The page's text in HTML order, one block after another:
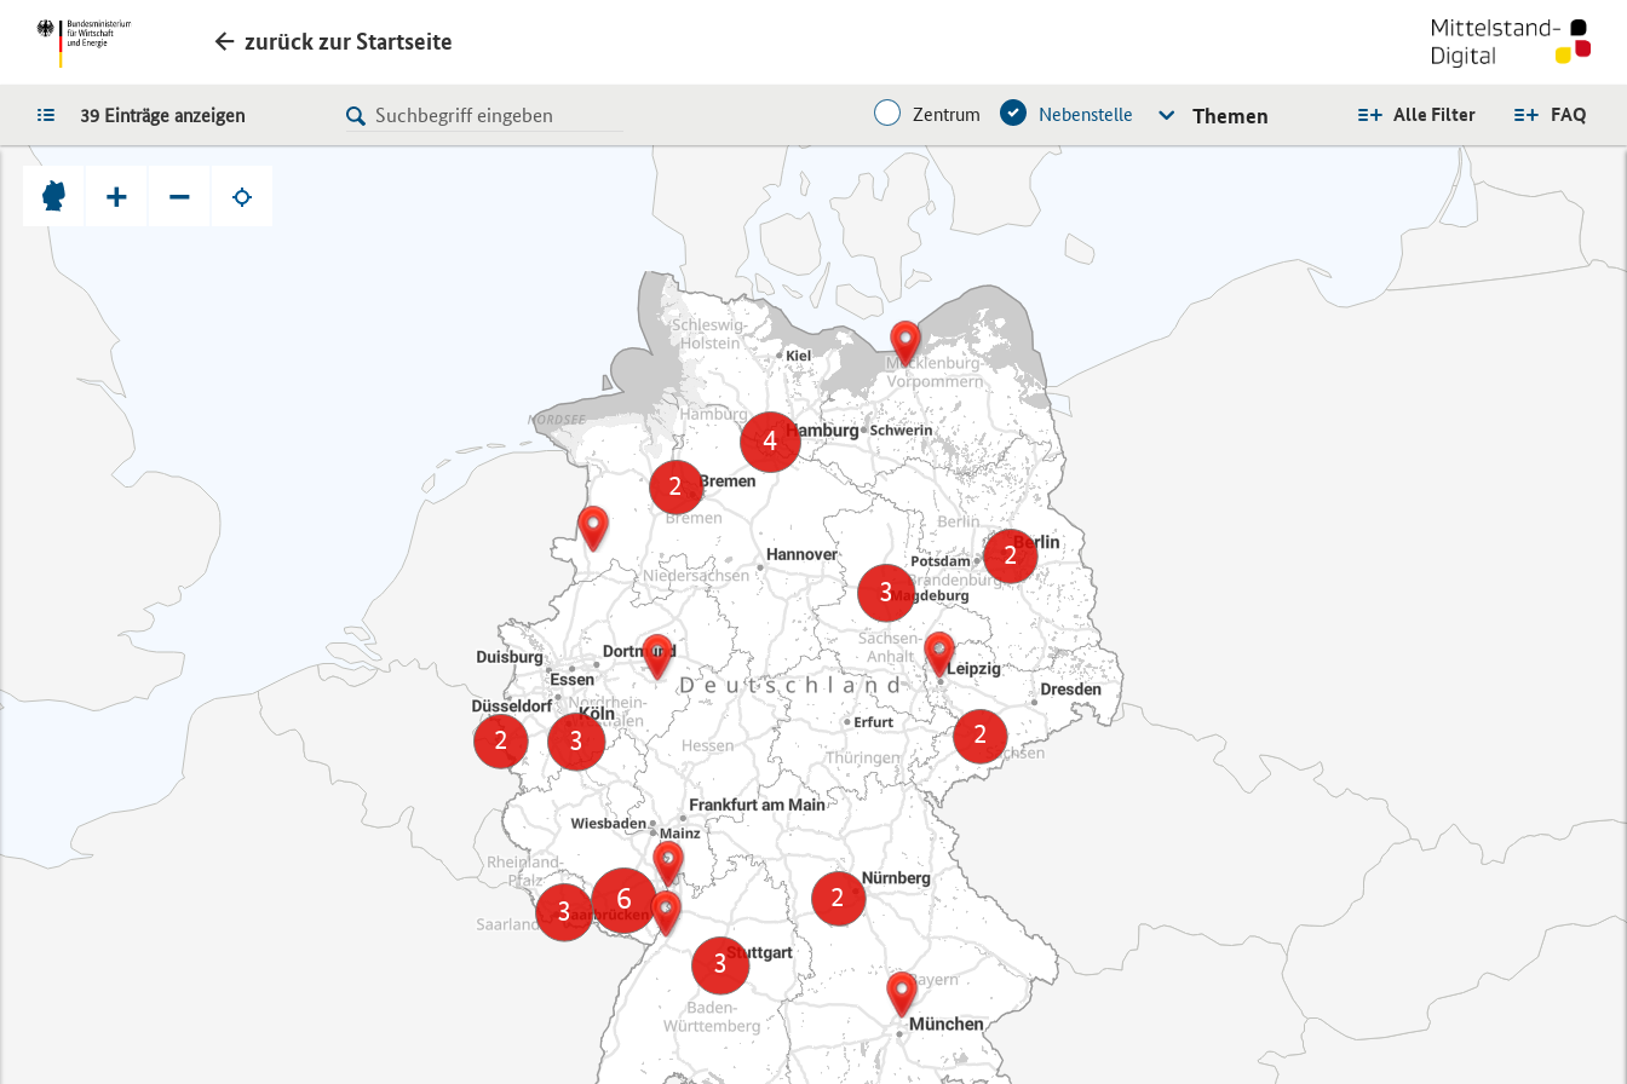
zurück zur Startseite
LISTE FAQ
Alle Filter
Zentrum Nebenstelle Themen
39 Einträge anzeigen
+ −